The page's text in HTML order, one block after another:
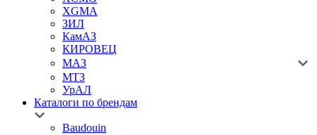
XGMA
ЗИЛ
КамАЗ
КИРОВЕЦ
МАЗ
МТЗ
УрАЛ
Каталоги по брендам
Baudouin